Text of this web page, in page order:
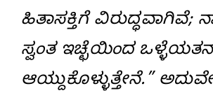
ಹಿತಾಸಕ್ತಿಗೆ ವಿರುದ್ಧವಾಗಿವೆ;
ಸ್ವಂತ ಇಚ್ಛೆಯಿಂದ
ಆಯ್ದುಕೊಳ್ಳುತ್ತೇನೆ.” ಅದುವೇ